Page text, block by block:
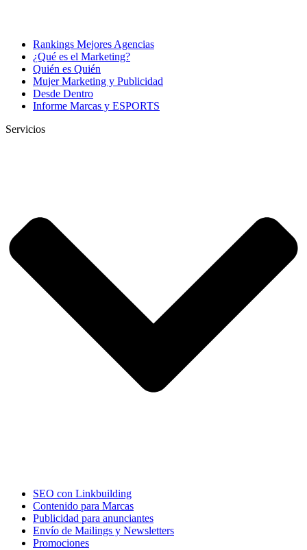
Rankings Mejores Agencias
¿Qué es el Marketing?
Quién es Quién
Mujer Marketing y Publicidad
Desde Dentro
Informe Marcas y ESPORTS
Servicios
SEO con Linkbuilding
Contenido para Marcas
Publicidad para anunciantes
Envío de Mailings y Newsletters
Promociones